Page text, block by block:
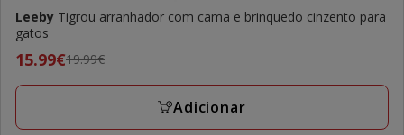
Leeby Tigrou arranhador com cama e brinquedo cinzento para
gatos
Preço
anterior
preço
15.99€19.99€
Adicionar